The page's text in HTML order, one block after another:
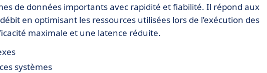
de données importants avec rapidité et fiabilité. Il répond aux
en optimisant les ressources utilisées lors de l’exécution des
maximale et une latence réduite.
systèmes